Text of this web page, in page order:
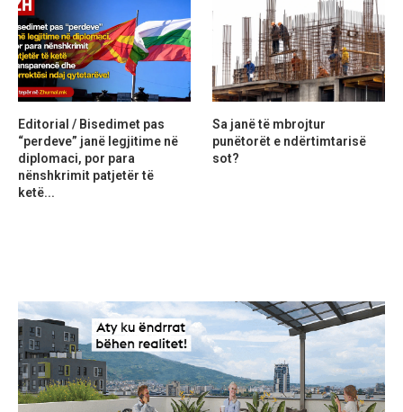
Editorial / Bisedimet pas
“perdeve” janë legjitime në
diplomaci, por para
nënshkrimit patjetër të
ketë...
Sa janë të mbrojtur
punëtorët e ndërtimtarisë
sot?